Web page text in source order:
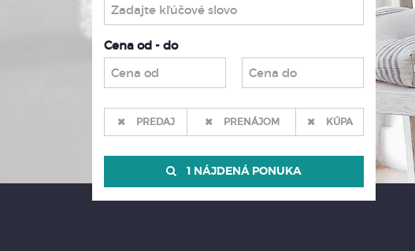
Cena od - do
PREDAJ PRENÁJOM KÚPA
1 NÁJDENÁ PONUKA